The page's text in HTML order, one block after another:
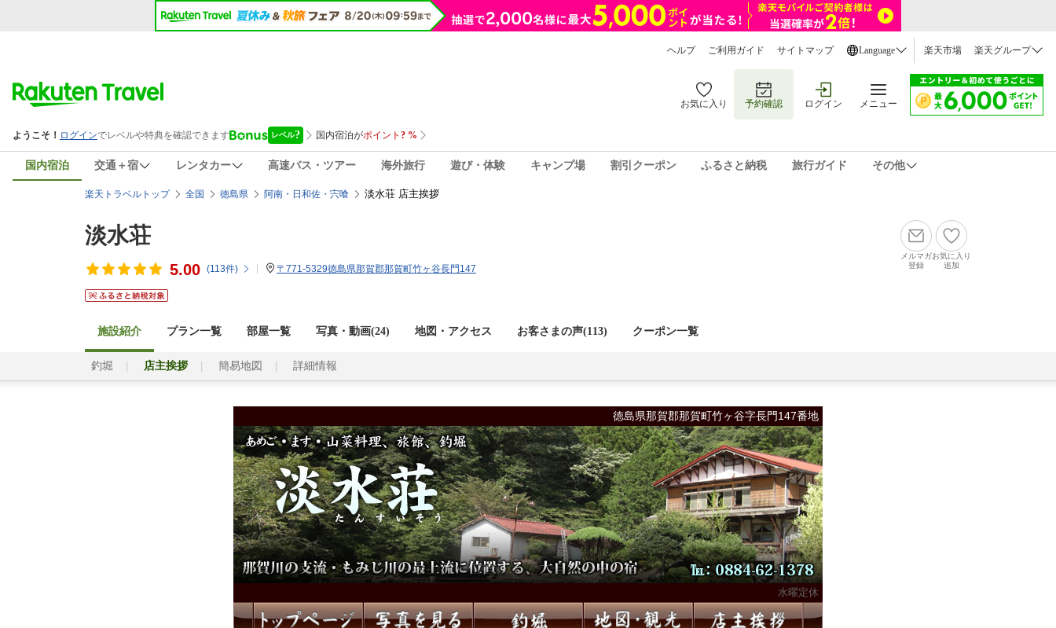
ヘルプ ご利用ガイド サイトマップ Language 楽天市場 楽天グループ
お気に入り 予約確認 ログイン メニュー
国内宿泊 交通＋宿 レンタカー 高速バス・ツアー 海外旅行 遊び・体験 キャンプ場 割引クーポン ふるさと納税 旅行ガイド その他
楽天トラベルトップ 全国 徳島県 阿南・日和佐・宍喰 淡水荘 店主挨拶
淡水荘
5.00 (113件) 〒771-5329徳島県那賀郡那賀町竹ヶ谷長門147
メルマガ
登録
お気に入り
追加
施設紹介 プラン一覧 部屋一覧 写真・動画(24) 地図・アクセス お客さまの声(113) クーポン一覧
釣堀 店主挨拶 簡易地図 詳細情報
徳島県那賀郡那賀町竹ヶ谷字長門147番地
水曜定休